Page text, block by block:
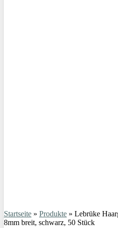
Startseite » Produkte » Lebrüke
8mm breit, schwarz, 50 Stück